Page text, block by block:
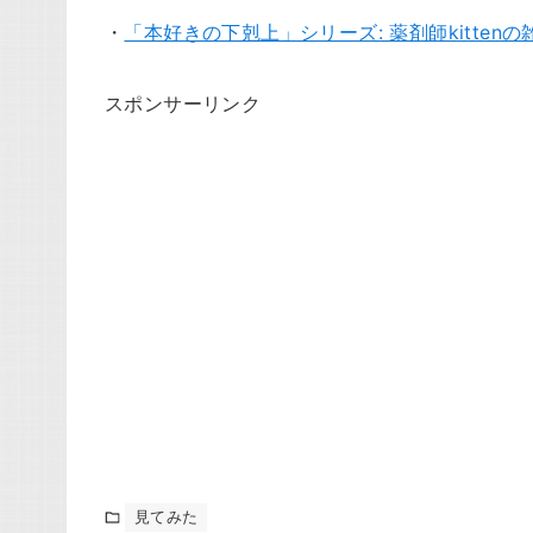
・ 「本好きの下剋上」シリーズ: 薬剤師kittenの
スポンサーリンク
見てみた